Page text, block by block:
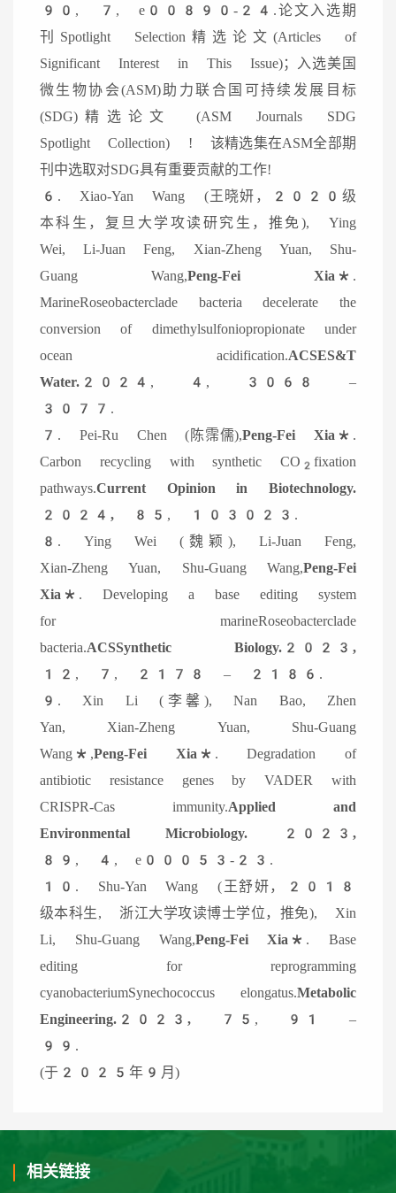
90, 7, e00890-24.论文入选期
刊Spotlight Selection精选论文(Articles of
Significant Interest in This Issue)；入选美国
微生物协会(ASM)助力联合国可持续发展目标
(SDG)精选论文 (ASM Journals SDG
Spotlight Collection) ! 该精选集在ASM全部期
刊中选取对SDG具有重要贡献的工作!
6. Xiao-Yan Wang (王晓妍，2020级
本科生，复旦大学攻读研究生，推免), Ying
Wei, Li-Juan Feng, Xian-Zheng Yuan, Shu-
Guang Wang,Peng-Fei Xia* .
MarineRoseobacterclade bacteria decelerate the
conversion of dimethylsulfoniopropionate under
ocean acidification.ACSES&T
Water.2024 , 4, 3068 –
3077.
7. Pei-Ru Chen (陈霈儒),Peng-Fei Xia* .
Carbon recycling with synthetic CO 2 fixation
pathways.Current Opinion in Biotechnology.
2024, 85, 103023.
8. Ying Wei (魏颖), Li-Juan Feng,
Xian-Zheng Yuan, Shu-Guang Wang,Peng-Fei
Xia* . Developing a base editing system
for marineRoseobacterclade
bacteria.ACSSynthetic Biology.2023,
12, 7, 2178 – 2186.
9. Xin Li (李馨), Nan Bao, Zhen
Yan, Xian-Zheng Yuan, Shu-Guang
Wang*,Peng-Fei Xia* . Degradation of
antibiotic resistance genes by VADER with
CRISPR-Cas immunity.Applied and
Environmental Microbiology. 2023,
89, 4, e00053-23.
10. Shu-Yan Wang (王舒妍，2018
级本科生, 浙江大学攻读博士学位，推免), Xin
Li, Shu-Guang Wang,Peng-Fei Xia* . Base
editing for reprogramming
cyanobacteriumSynechococcus elongatus.Metabolic
Engineering.2023,
75, 91 –
99.
(于2025年9月)
相关链接